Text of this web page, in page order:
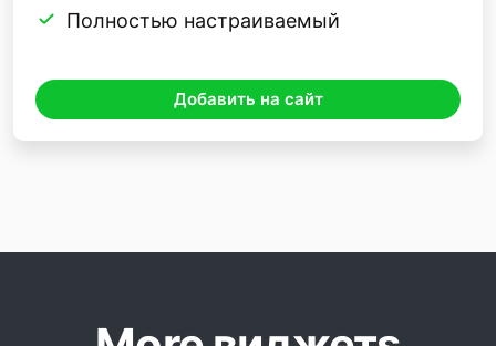
Полностью настраиваемый
Добавить на сайт